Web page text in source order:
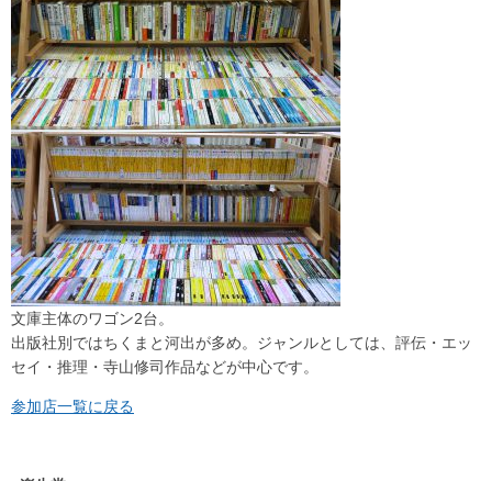
文庫主体のワゴン2台。
出版社別ではちくまと河出が多め。ジャンルとしては、評伝・エッ
セイ・推理・寺山修司作品などが中心です。
参加店一覧に戻る